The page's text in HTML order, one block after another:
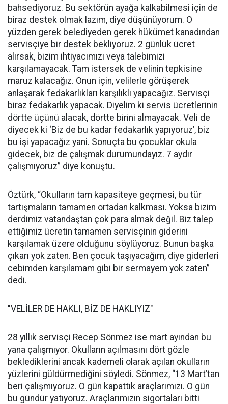
bahsediyoruz. Bu sektörün ayağa kalkabilmesi için de
biraz destek olmak lazım, diye düşünüyorum. O
yüzden gerek belediyeden gerek hükümet kanadından
servisçiye bir destek bekliyoruz. 2 günlük ücret
alırsak, bizim ihtiyacımızı veya talebimizi
karşılamayacak. Tam istersek de velinin tepkisine
maruz kalacağız. Onun için, velilerle görüşerek
anlaşarak fedakarlıkları karşılıklı yapacağız. Servisçi
biraz fedakarlık yapacak. Diyelim ki servis ücretlerinin
dörtte üçünü alacak, dörtte birini almayacak. Veli de
diyecek ki ‘Biz de bu kadar fedakarlık yapıyoruz’, biz
bu işi yapacağız yani. Sonuçta bu çocuklar okula
gidecek, biz de çalışmak durumundayız. 7 aydır
çalışmıyoruz” diye konuştu.
Öztürk, “Okulların tam kapasiteye geçmesi, bu tür
tartışmaların tamamen ortadan kalkması. Yoksa bizim
derdimiz vatandaştan çok para almak değil. Biz talep
ettiğimiz ücretin tamamen servisçinin giderini
karşılamak üzere olduğunu söylüyoruz. Bunun başka
çıkarı yok zaten. Ben çocuk taşıyacağım, diye giderleri
cebimden karşılamam gibi bir sermayem yok zaten”
dedi.
"VELİLER DE HAKLI, BİZ DE HAKLIYIZ"
28 yıllık servisçi Recep Sönmez ise mart ayından bu
yana çalışmıyor. Okulların açılmasını dört gözle
beklediklerini ancak kademeli olarak açılan okulların
yüzlerini güldürmediğini söyledi. Sönmez, “13 Mart’tan
beri çalışmıyoruz. O gün kapattık araçlarımızı. O gün
bu gündür yatıyoruz. Araçlarımızın sigortaları bitti